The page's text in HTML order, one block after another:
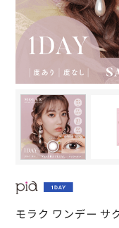
モラク ワンデー サ